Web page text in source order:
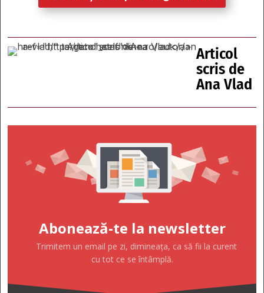
Articol
scris de
Ana Vlad
Abonează-te la newsletter
Trimitem un email pe zi, dimineața, ca să fii la curent
cu tot ce se întâmplă.